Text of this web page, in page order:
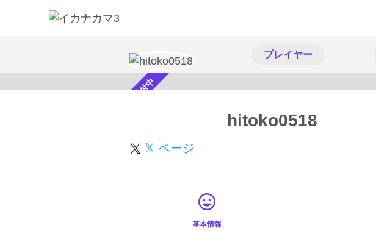
プレイヤー
スカウト受付中 hitoko0518
𝕏 ページ
基本情報